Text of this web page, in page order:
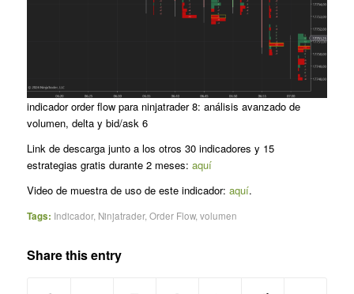
indicador order flow para ninjatrader 8: análisis avanzado de
volumen, delta y bid/ask 6
Link de descarga junto a los otros 30 indicadores y 15
estrategias gratis durante 2 meses: aquí
Video de muestra de uso de este indicador: aquí.
Tags: Indicador, Ninjatrader, Order Flow, volumen
Share this entry